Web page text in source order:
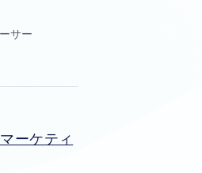
サー
ーケティ